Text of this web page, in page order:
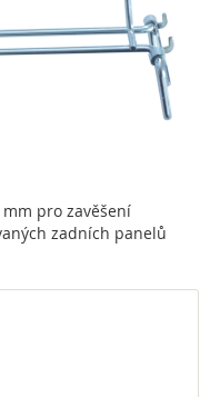
pro zavěšení
zadních panelů